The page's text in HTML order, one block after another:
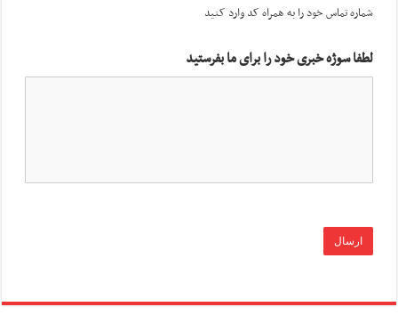
شماره تماس خود را به همراه کد وارد کنید
لطفا سوژه خبری خود را برای ما بفرستید